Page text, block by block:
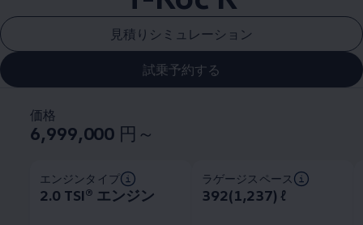
見積りシミュレーション
試乗予約する
価格
6,999,000 円～
エンジンタイプ
2.0 TSI®︎ エンジン
ラゲージスペース
392(1,237) ℓ